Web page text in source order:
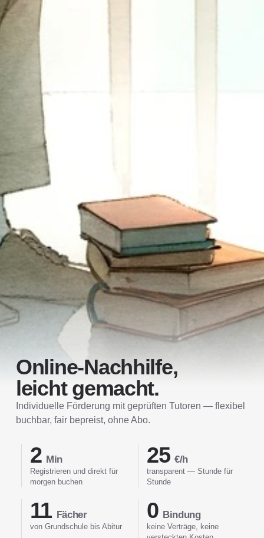
Online-Nachhilfe,
leicht gemacht.
Individuelle Förderung mit geprüften Tutoren — flexibel
buchbar, fair bepreist, ohne Abo.
2 Min
Registrieren und direkt für
morgen buchen
25 €/h
transparent — Stunde für
Stunde
11 Fächer
von Grundschule bis Abitur
0 Bindung
keine Verträge, keine